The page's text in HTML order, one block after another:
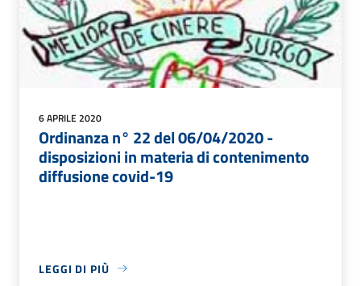
6 APRILE 2020
Ordinanza n° 22 del 06/04/2020 -
disposizioni in materia di contenimento
diffusione covid-19
LEGGI DI PIÙ